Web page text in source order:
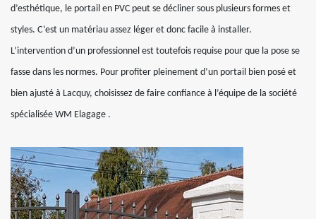
d’esthétique, le portail en PVC peut se décliner sous plusieurs formes et
styles. C’est un matériau assez léger et donc facile à installer.
L’intervention d’un professionnel est toutefois requise pour que la pose se
fasse dans les normes. Pour profiter pleinement d’un portail bien posé et
bien ajusté à Lacquy, choisissez de faire confiance à l’équipe de la société
spécialisée WM Elagage .